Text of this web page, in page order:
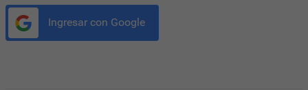
Ingresar con Google